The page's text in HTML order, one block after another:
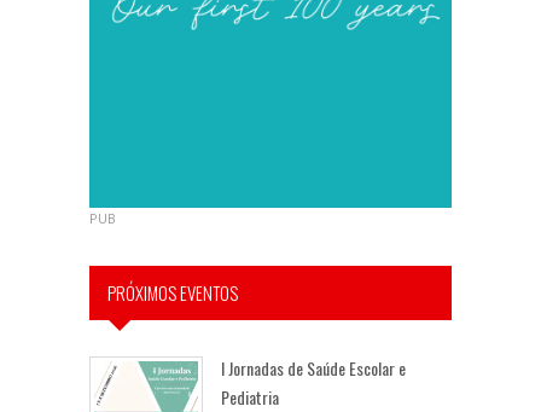
PUB
PRÓXIMOS EVENTOS
I Jornadas de Saúde Escolar e
Pediatria